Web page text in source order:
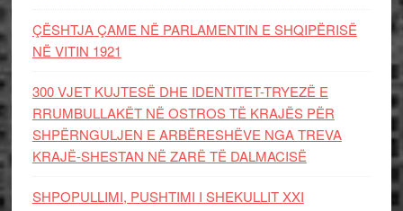
ÇËSHTJA ÇAME NË PARLAMENTIN E SHQIPËRISË
NË VITIN 1921
300 VJET KUJTESË DHE IDENTITET-TRYEZË E
RRUMBULLAKËT NË OSTROS TË KRAJËS PËR
SHPËRNGULJEN E ARBËRESHËVE NGA TREVA
KRAJË-SHESTAN NË ZARË TË DALMACISË
SHPOPULLIMI, PUSHTIMI I SHEKULLIT XXI